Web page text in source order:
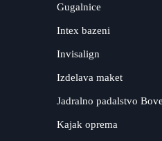
Gugalnice
Intex bazeni
Invisalign
Izdelava maket
Jadralno padalstvo
Kajak oprema